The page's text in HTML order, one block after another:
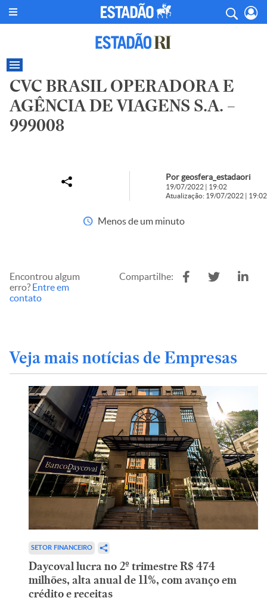
CVC BRASIL OPERADORA E
AGÊNCIA DE VIAGENS S.A. –
999008
Por geosfera_estadaori
19/07/2022 | 19:02
Atualização: 19/07/2022 | 19:02
Menos de um minuto
Encontrou algum
erro? Entre em
contato
Compartilhe:
Veja mais notícias de Empresas
SETOR FINANCEIRO
Daycoval lucra no 2º trimestre R$ 474
milhões, alta anual de 11%, com avanço em
crédito e receitas